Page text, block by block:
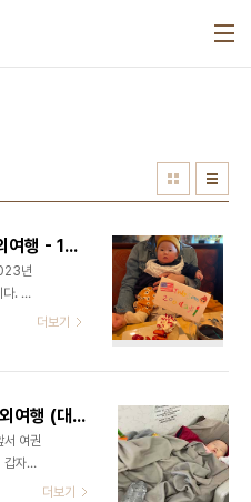
[미국LA여행] 6개월 아기와 해외여행 - 1일차
년
. 그
니게
트
를 렌
빌렸
기록
애
더보기
[미국LA여행] 6개월 아기와 해외여행 (대한항공 비행 후기) - 출국편
서 여권
갑자기
일
더보기